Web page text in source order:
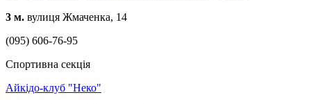
3 м. вулиця Жмаченка, 14
(095) 606-76-95
Спортивна секція
Айкідо-клуб "Неко"